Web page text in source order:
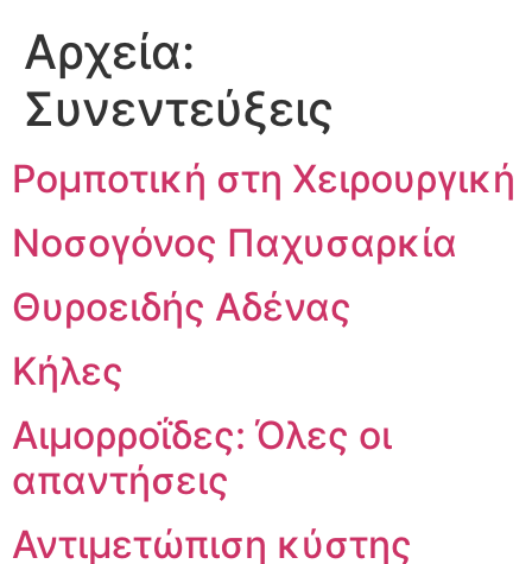
Αρχεία:
Συνεντεύξεις
Ρομποτική στη Χειρουργική
Νοσογόνος Παχυσαρκία
Θυροειδής Αδένας
Κήλες
Αιμορροΐδες: Όλες οι
απαντήσεις
Αντιμετώπιση κύστης